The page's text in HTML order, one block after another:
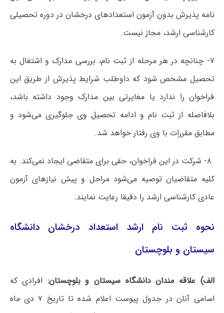
نامه پذیرش بدون آزمون استعدادهای درخشان در دوره تحصیلی
کارشناسی ارشد، مجاز نیست.
۷- چنانچه در هر مرحله از ثبت نام، بررسی مدارک و اشتغال به
تحصیل مشخص شود که داوطلب شرایط پذیرش از طریق این
فراخوان را ندارد یا مغایرتی بین مدارک وجود داشته باشد،
بلافاصله از ثبت نام و ادامه تحصیل وی جلوگیری می‌شود و
مطابق مقررات با وی رفتار خواهد شد.
۸- شرکت در این فراخوان، حقی برای متقاضی ایجاد نمی‌کند. به
کلیه متقاضیان توصیه می‌شود مراحل و پیش نیازهای آزمون
عادی کارشناسی ارشد را دقیقا رعایت نمایند.
نحوه ثبت نام ارشد استعداد درخشان دانشگاه
سیستان و بلوچستان
الف) علاقه مندان دانشگاه سیستان و بلوچستان: افرادی که
اسامی آنان در جدول پیوست اعلام شده تا تاریخ ۷ دی ماه